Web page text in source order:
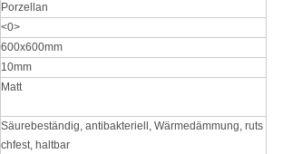
Porzellan
<0>
600x600mm
10mm
Matt
Säurebeständig, antibakteriell, Wärmedämmung, ruts
chfest, haltbar